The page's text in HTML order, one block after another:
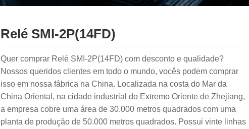
Relé SMI-2P(14FD)
Quer comprar Relé SMI-2P(14FD) com desconto e qualidade?
Nossos queridos clientes em todo o mundo, vocês podem comprar
isso em nossa fábrica na China. Localizada na costa do Mar da
China Oriental, na cidade industrial do Extremo Oriente de Zhejiang,
a empresa cobre uma área de 30.000 metros quadrados com uma
planta de produção de 50.000 metros quadrados. Possui vinte linhas